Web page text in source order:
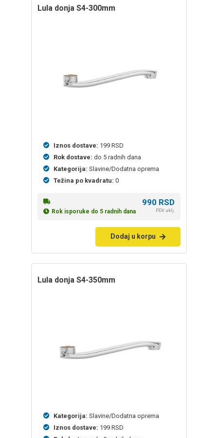
lula donja S4-300mm
Iznos dostave: 199 RSD
Rok dostave: do 5 radnih dana
Kategorija: Slavine/Dodatna oprema
Težina po kvadratu: 0
Rok isporuke do 5 radnih dana
990 RSD
PDV uklj.
Dodaj u korpu
lula donja S4-350mm
Kategorija: Slavine/Dodatna oprema
Iznos dostave: 199 RSD